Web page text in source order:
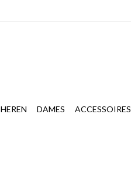
HEREN DAMES ACCESSOIRES